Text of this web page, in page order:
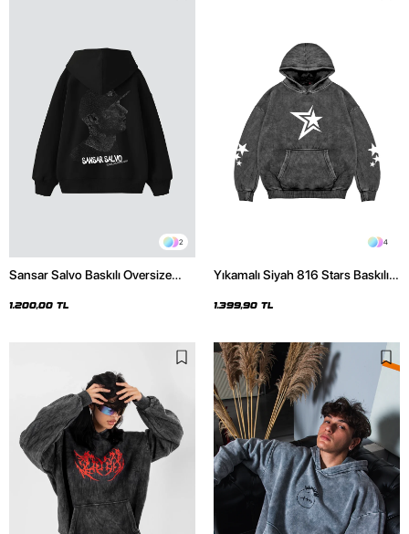
2
Sansar Salvo Baskılı Oversize
1.200,00 TL
4
Yıkamalı Siyah 816 Stars Baskılı
1.399,90 TL